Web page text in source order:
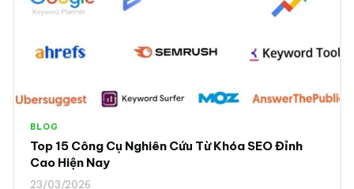
BLOG
Top 15 Công Cụ Nghiên Cứu Từ Khóa SEO Đỉnh
Cao Hiện Nay
23/03/2026